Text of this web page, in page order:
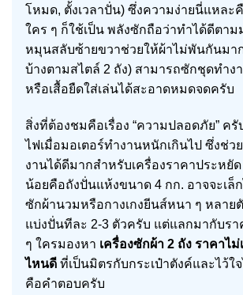
โหมด, ตั้งเวลาปั่น) ซึ่งความง่ายนี่แหละ
ใคร ๆ ก็ใช้เป็น พลังซักถือว่าทำได้ดีตา
หมุนสลับซ้ายขวาช่วยให้ผ้าไม่พันกันมา
บ้างตามสไตล์ 2 ถัง) สามารถซักชุดทำง
หรือเสื้อยืดใส่เล่นได้สะอาดหมดจดครับ
สิ่งที่ต้องชมคือเรื่อง “ความปลอดภัย” ค
ไฟเมื่อมอเตอร์ทำงานหนักเกินไป ซึ่งช่ว
งานได้ดีมากสำหรับเครื่องราคาประหยัด
น้อยคือถังปั่นแห้งขนาด 4 กก. อาจจะเ
ซักผ้านวมหรือกางเกงยีนส์หนา ๆ หลาย
แบ่งปั่นทีละ 2-3 ตัวครับ แต่แลกมากับร
ๆ ใครมองหา เครื่องซักผ้า 2 ถัง ราคาไ
ไหนดี ที่เป็นมิตรกับกระเป๋าตังค์และไว้ใ
คือคำตอบครับ